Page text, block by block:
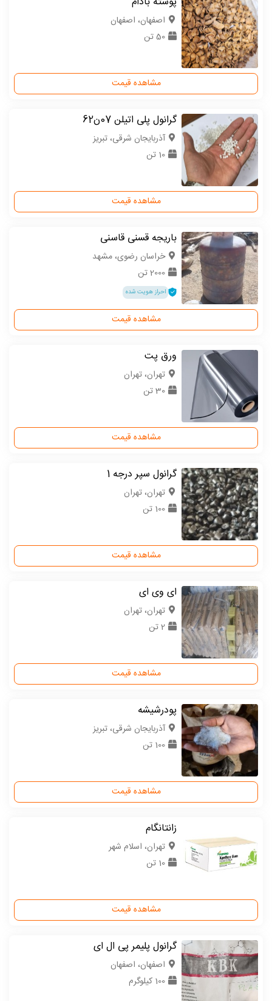
اصفهان، اصفهان
50 تن
مشاهده قیمت
گرانول پلی اتیلن 07ن62
آذربایجان شرقی، تبریز
10 تن
مشاهده قیمت
باریجه قسنی قاسنی
خراسان رضوی، مشهد
2000 تن
احراز هویت شده
مشاهده قیمت
ورق پت
تهران، تهران
30 تن
مشاهده قیمت
گرانول سپر درجه 1
تهران، تهران
100 تن
مشاهده قیمت
ای وی ای
تهران، تهران
2 تن
مشاهده قیمت
پودرشیشه
آذربایجان شرقی، تبریز
100 تن
مشاهده قیمت
زانتانگام
تهران، اسلام شهر
10 تن
مشاهده قیمت
گرانول پلیمر پی ال ای
اصفهان، اصفهان
100 کیلوگرم